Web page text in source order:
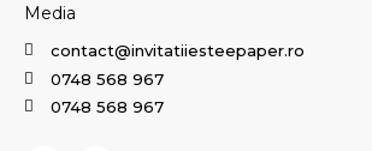
Media
contact@invitatiiesteepaper.ro
0748 568 967
0748 568 967